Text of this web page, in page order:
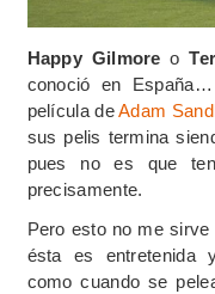
Happy Gilmore o
conoció en
película deAdam
sus pelis termina
pues no es que
precisamente.
Pero esto no me
ésta es entretenida
como cuando se